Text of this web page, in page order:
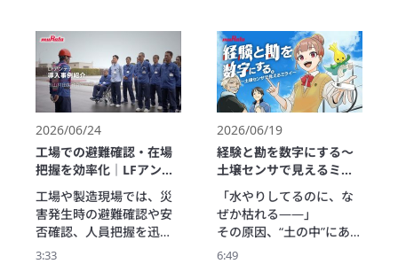
電型赤外線センサは、小
型・低背設計と高いRFI耐
性、優れたS/N比により、
遠距離かつ高精度な人感
検知を実現します。
本動画では、これらの特
長に加え、周辺回路不要
による設計性向上、イン
タラプト機能による低消
費電力化、リフロー対応
による実装コスト削減な
ど、実用面での特長を分
かりやすく解説します。
LF通信による方向検知技
術により人の移動方向を
判別し、スムーズな入退
室管理を実現します。
混雑時でも人の流れを止
めにくく、非常時には避
難状況や在場状況の把握
にも活用できます。
本動画では、岡山村田製
作所での導入事例をもと
に、導入効果や現場での
変化について担当者に伺
います。
2026/06/24
工場での避難確認・在場
把握を効率化｜LFアンテ
ナ導入事例【岡山村田製
作所】
工場や製造現場では、災
害発生時の避難確認や安
否確認、人員把握を迅速
に行うことが重要です。
3:33
2026/06/19
経験と勘を数字にする～
土壌センサで見えるミラ
イ～
「水やりしてるのに、な
ぜか枯れる――」
その原因、“土の中”にあり
ました。
6:49